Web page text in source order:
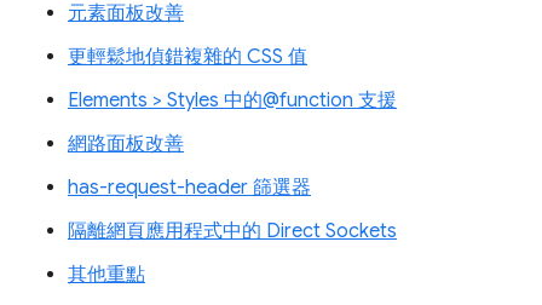
元素面板改善
更輕鬆地偵錯複雜的 CSS 值
Elements > Styles 中的@function 支援
網路面板改善
has-request-header 篩選器
隔離網頁應用程式中的 Direct Sockets
其他重點